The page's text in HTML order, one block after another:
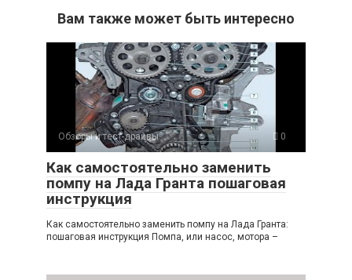
Вам также может быть интересно
Обзоры и тест-драйвы 0
Как самостоятельно заменить
помпу на Лада Гранта пошаговая
инструкция
Как самостоятельно заменить помпу на Лада Гранта:
пошаговая инструкция Помпа, или насос, мотора –